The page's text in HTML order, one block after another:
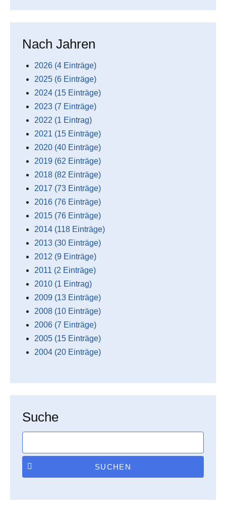
Nach Jahren
2026 (4 Einträge)
2025 (6 Einträge)
2024 (15 Einträge)
2023 (7 Einträge)
2022 (1 Eintrag)
2021 (15 Einträge)
2020 (40 Einträge)
2019 (62 Einträge)
2018 (82 Einträge)
2017 (73 Einträge)
2016 (76 Einträge)
2015 (76 Einträge)
2014 (118 Einträge)
2013 (30 Einträge)
2012 (9 Einträge)
2011 (2 Einträge)
2010 (1 Eintrag)
2009 (13 Einträge)
2008 (10 Einträge)
2006 (7 Einträge)
2005 (15 Einträge)
2004 (20 Einträge)
Suche
SUCHEN